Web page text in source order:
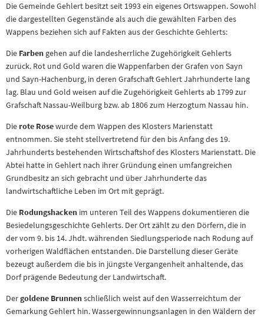
Die Gemeinde Gehlert besitzt seit 1993 ein eigenes Ortswappen. Sowohl
die dargestellten Gegenstände als auch die gewählten Farben des
Wappens beziehen sich auf Fakten aus der Geschichte Gehlerts:
Die Farben gehen auf die landesherrliche Zugehörigkeit Gehlerts
zurück. Rot und Gold waren die Wappenfarben der Grafen von Sayn
und Sayn-Hachenburg, in deren Grafschaft Gehlert Jahrhunderte lang
lag. Blau und Gold weisen auf die Zugehörigkeit Gehlerts ab 1799 zur
Grafschaft Nassau-Weilburg bzw. ab 1806 zum Herzogtum Nassau hin.
Die rote Rosewurde dem Wappen des Klosters Marienstatt
entnommen. Sie steht stellvertretend für den bis Anfang des 19.
Jahrhunderts bestehenden Wirtschaftshof des Klosters Marienstatt. Die
Abtei hatte in Gehlert nach ihrer Gründung einen umfangreichen
Grundbesitz an sich gebracht und über Jahrhunderte das
landwirtschaftliche Leben im Ort mit geprägt.
Die Rodungshacken im unteren Teil des Wappens dokumentieren die
Besiedelungsgeschichte Gehlerts. Der Ort zählt zu den Dörfern, die in
der vom 9. bis 14. Jhdt. währenden Siedlungsperiode nach Rodung auf
vorherigen Waldflächen entstanden. Die Darstellung dieser Geräte
bezeugt außerdem die bis in jüngste Vergangenheit anhaltende, das
Dorf prägende Bedeutung der Landwirtschaft.
Dergoldene Brunnenschließlich weist auf den Wasserreichtum der
Gemarkung Gehlert hin. Wassergewinnungsanlagen in den Wäldern der